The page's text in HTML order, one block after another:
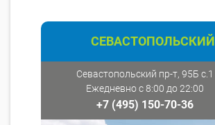
СЕВАСТОПОЛЬСКИЙ
Севастопольский пр-т, 95Б с.1
Ежедневно с 8:00 до 22:00
+7 (495) 150-70-36